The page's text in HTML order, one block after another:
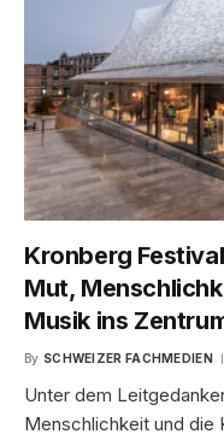
Kronberg
Mut,
Musik ins
By SCHWEIZER FACHMEDIEN
Unter dem
Menschlichkeit und die